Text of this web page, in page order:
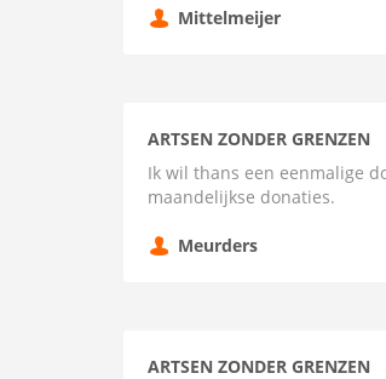
Mittelmeijer
ARTSEN ZONDER GRENZEN
Ik wil thans een eenmalige
maandelijkse donaties.
Meurders
ARTSEN ZONDER GRENZEN